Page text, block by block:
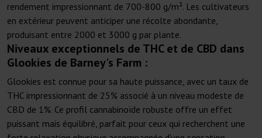
rendement impressionnant de 700-800 g/m². Les cultivateurs
en extérieur peuvent anticiper une récolte abondante,
produisant entre 2000 et 3000 g par plante.
Niveaux exceptionnels de THC et de CBD dans
Glookies de Barney's Farm :
Glookies est connue pour sa haute puissance, avec un taux de
THC impressionnant de 25% associé à un niveau modeste de
CBD de 1%. Ce profil cannabinoïde robuste offre un effet
puissant mais équilibré, parfait pour ceux qui recherchent une